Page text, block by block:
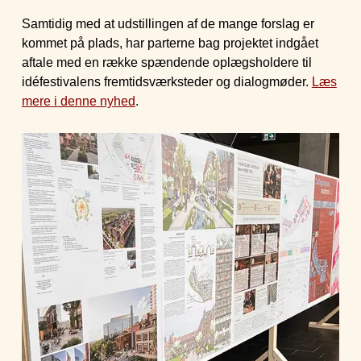
Samtidig med at udstillingen af de mange forslag er
kommet på plads, har parterne bag projektet indgået
aftale med en række spændende oplægsholdere til
idéfestivalens fremtidsværksteder og dialogmøder. Læs
mere i denne nyhed.